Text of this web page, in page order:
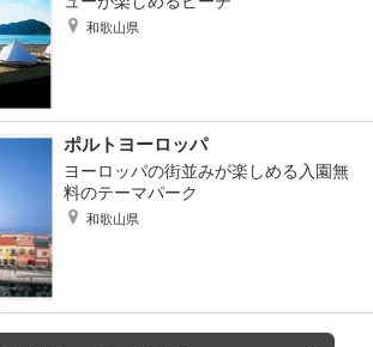
和歌山県
ポルトヨーロッパ
ヨーロッパの街並みが楽しめる入園無
料のテーマパーク
和歌山県